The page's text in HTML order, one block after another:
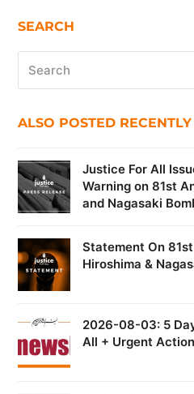
SEARCH
ALSO POSTED RECENTLY
Justice For All
Warning on 81st
and Nagasaki
Statement On
Hiroshima &
2026-08-03: 5
All + Urgent